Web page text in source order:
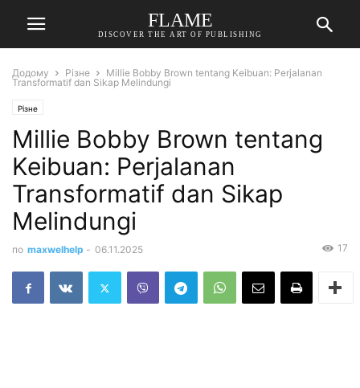
FLAME
DISCOVER THE ART OF PUBLISHING
Додому Різне
Millie Bobby Brown tentang Keibuan: Perjalanan
Transformatif dan Sikap Melindungi
Різне
Millie Bobby Brown tentang
Keibuan: Perjalanan
Transformatif dan Sikap
Melindungi
по maxwelhelp - 06.11.2025 17